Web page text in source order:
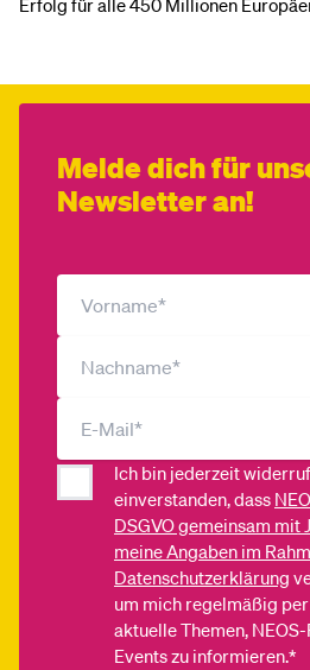
Erfolg für alle 450 Millionen
Melde dich für
Newsletter an!
Ich bin jederzeit
einverstanden, dass
DSGVO gemeinsam mit
meine Angaben im
Datenschutzerklärung
um mich regelmäßig
aktuelle Themen,
Events zu informieren.*